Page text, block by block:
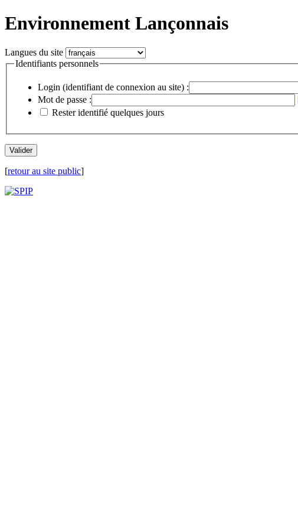
Environnement Lançonnais
Langues du site
Identifiants personnels
Login (identifiant de connexion au site) :
Mot de passe :
Rester identifié quelques jours
[retour au site public]